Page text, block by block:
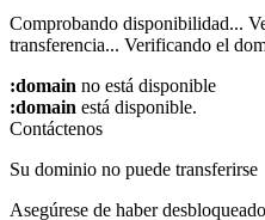
Comprobando disponibilidad...
transferencia... Verificando el
:domain no está disponible
:domain está disponible.
Contáctenos
Su dominio no puede transferirse
Asegúrese de haber